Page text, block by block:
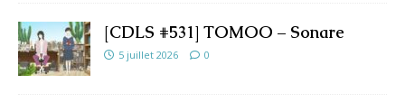
[CDLS #531] TOMOO – Sonare
5 juillet 2026 0